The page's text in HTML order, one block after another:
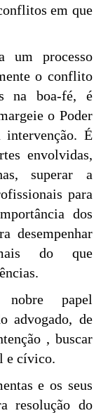
em que
um processo
o conflito
na boa-fé, é
o Poder
intervenção. É
envolvidas,
superar a
para
dos
desempenhar
do que
papel
advogado, de
, buscar
e cívico.
e os seus
resolução do